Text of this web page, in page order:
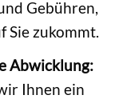
Gebühren,
Sie zukommt.
Abwicklung:
Ihnen ein